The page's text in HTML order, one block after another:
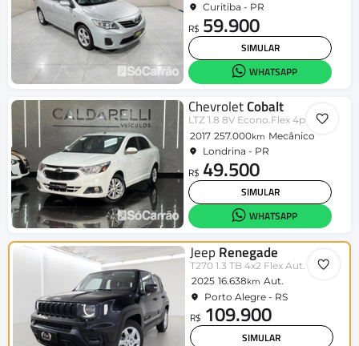
Curitiba - PR
R$ 59.900
SIMULAR
WHATSAPP
ChevroletCobalt
LTZ 1.8 8V Econo.Flex 4p Mec.
2017 257.000km Mecânico
Londrina - PR
R$ 49.500
SIMULAR
WHATSAPP
Jeep Renegade
T270 1.3 TB 4x2 Flex Aut.
2025 16.638km Aut.
Porto Alegre - RS
R$ 109.900
SIMULAR